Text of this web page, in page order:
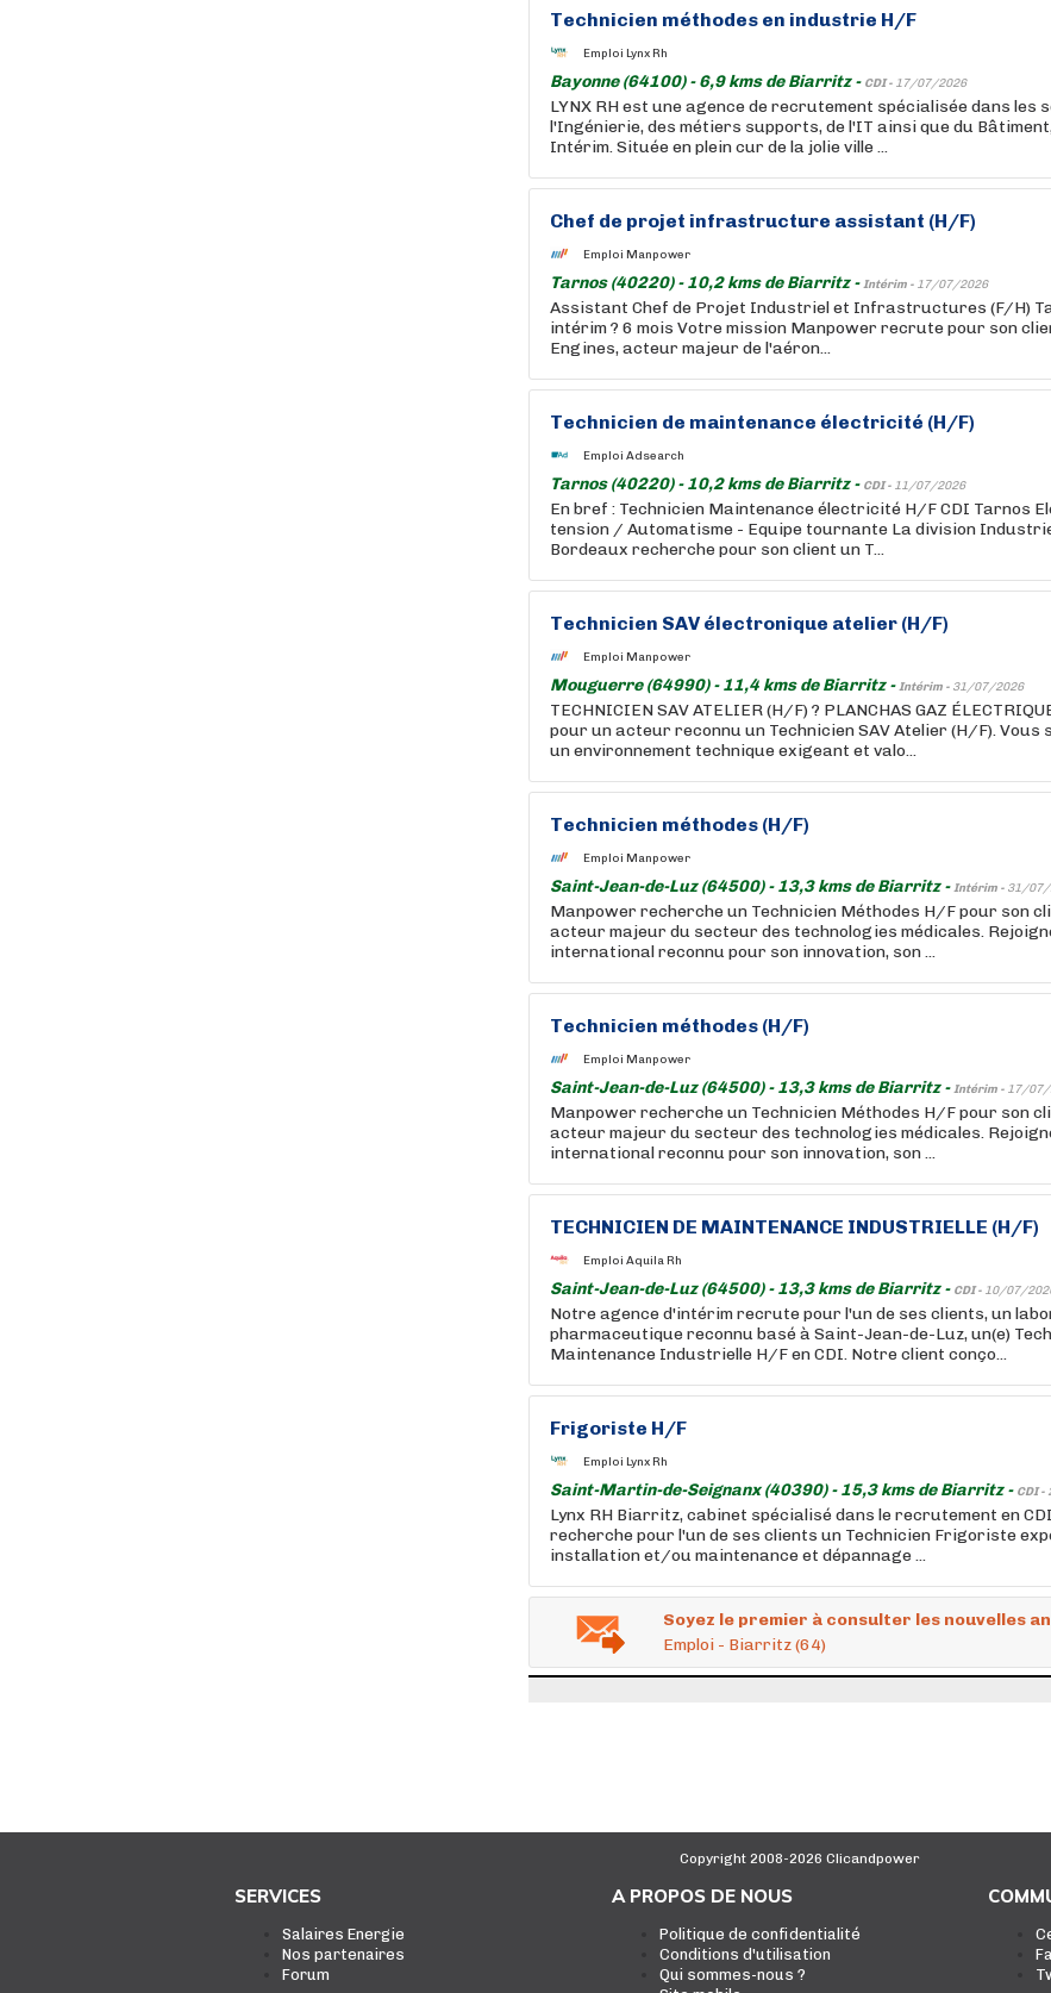
Technicien méthodes en industrie H/F
Emploi Lynx Rh
Bayonne (64100) - 6,9 kms de Biarritz - CDI - 17/07/2026
LYNX RH est une agence de recrutement spécialisée dans les
l'Ingénierie, des métiers supports, de l'IT ainsi que du Bâtiment,
Intérim. Située en plein cur de la jolie ville ...
Chef de projet infrastructure assistant (H/F)
Emploi Manpower
Tarnos (40220) - 10,2 kms de Biarritz -Intérim - 17/07/2026
Assistant Chef de Projet Industriel et Infrastructures (F/H)
intérim ? 6 mois Votre mission Manpower recrute pour son
Engines, acteur majeur de l'aéron...
Technicien de maintenance électricité (H/F)
Emploi Adsearch
Tarnos (40220) - 10,2 kms de Biarritz - CDI - 11/07/2026
En bref : Technicien Maintenance électricité H/F CDI Tarnos
tension / Automatisme - Equipe tournante La division
Bordeaux recherche pour son client un T...
Technicien SAV électronique atelier (H/F)
Emploi Manpower
Mouguerre (64990) - 11,4 kms de Biarritz -Intérim - 31/07/2026
TECHNICIEN SAV ATELIER (H/F) ? PLANCHAS GAZ
pour un acteur reconnu un Technicien SAV Atelier (H/F). Vous
un environnement technique exigeant et valo...
Technicien méthodes (H/F)
Emploi Manpower
Saint-Jean-de-Luz (64500) - 13,3 kms de Biarritz -Intérim - 31/07/
Manpower recherche un Technicien Méthodes H/F pour son
acteur majeur du secteur des technologies médicales.
international reconnu pour son innovation, son ...
Technicien méthodes (H/F)
Emploi Manpower
Saint-Jean-de-Luz (64500) - 13,3 kms de Biarritz -Intérim - 17/07/
Manpower recherche un Technicien Méthodes H/F pour son
acteur majeur du secteur des technologies médicales.
international reconnu pour son innovation, son ...
TECHNICIEN DE MAINTENANCE INDUSTRIELLE (H/F)
Emploi Aquila Rh
Saint-Jean-de-Luz (64500) - 13,3 kms de Biarritz - CDI - 10/07/
Notre agence d'intérim recrute pour l'un de ses clients, un
pharmaceutique reconnu basé à Saint-Jean-de-Luz, un(e)
Maintenance Industrielle H/F en CDI. Notre client conço...
Frigoriste H/F
Emploi Lynx Rh
Saint-Martin-de-Seignanx (40390) - 15,3 kms de Biarritz - CDI -
Lynx RH Biarritz, cabinet spécialisé dans le recrutement en
recherche pour l'un de ses clients un Technicien Frigoriste
installation et/ou maintenance et dépannage ...
Soyez le premier à consulter les nouvelles
Emploi - Biarritz (64)
Copyright 2008-2026 Clicandpower
SERVICES
Salaires Energie
Nos partenaires
Forum
A PROPOS DE NOUS
Politique de confidentialité
Conditions d'utilisation
Qui sommes-nous ?